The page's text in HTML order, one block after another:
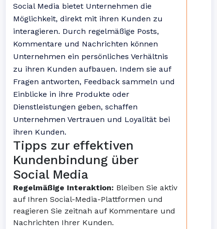
Social Media bietet Unternehmen die
Möglichkeit, direkt mit ihren Kunden zu
interagieren. Durch regelmäßige Posts,
Kommentare und Nachrichten können
Unternehmen ein persönliches Verhältnis
zu ihren Kunden aufbauen. Indem sie auf
Fragen antworten, Feedback sammeln und
Einblicke in ihre Produkte oder
Dienstleistungen geben, schaffen
Unternehmen Vertrauen und Loyalität bei
ihren Kunden.
Tipps zur effektiven
Kundenbindung über
Social Media
Regelmäßige Interaktion: Bleiben Sie aktiv
auf Ihren Social-Media-Plattformen und
reagieren Sie zeitnah auf Kommentare und
Nachrichten Ihrer Kunden.